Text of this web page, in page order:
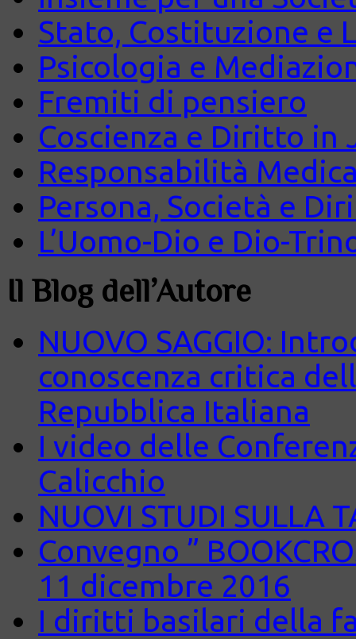
Stato, Costituzione e
Psicologia e
Fremiti di pensiero
Coscienza e Diritto in
Responsabilità
Persona, Società e
L’Uomo-Dio e Dio-
Il Blog dell’Autore
NUOVO SAGGIO:
conoscenza critica
Repubblica Italiana
I video delle
Calicchio
NUOVI STUDI SULLA
Convegno ”
11 dicembre 2016
I diritti basilari della